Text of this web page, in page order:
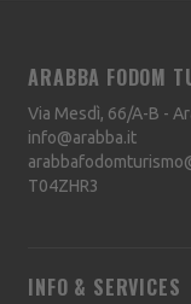
ARABBA FODOM
Via Mesdì, 66/A-B -
info@arabba.it
T04ZHR3
INFO & SERVICES